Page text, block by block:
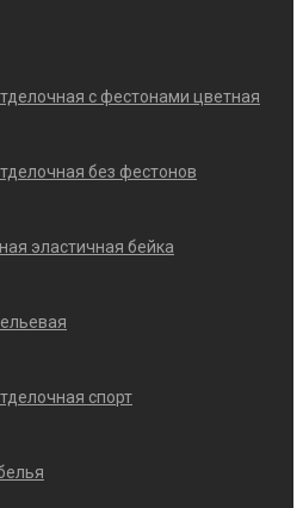
с фестонами цветная
без фестонов
эластичная бейка
спорт